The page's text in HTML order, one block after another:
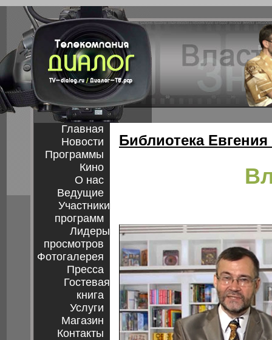
Главная
Новости
Программы
Кино
О нас
Ведущие
Участники
программ
Лидеры
просмотров
Фотогалерея
Пресса
Гостевая
книга
Услуги
Магазин
Контакты
Библиотека